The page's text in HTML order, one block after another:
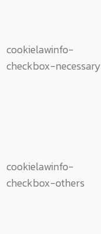
cookielawinfo-
checkbox-necessary
cookielawinfo-
checkbox-others